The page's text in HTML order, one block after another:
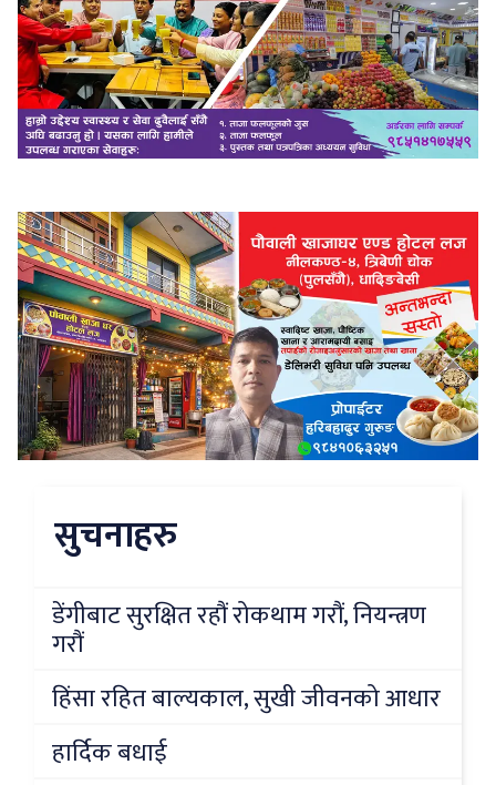
सुचनाहरु
डेंगीबाट सुरक्षित रहौं रोकथाम गरौं, नियन्त्रण
गरौं
हिंसा रहित बाल्यकाल, सुखी जीवनको आधार
हार्दिक बधाई